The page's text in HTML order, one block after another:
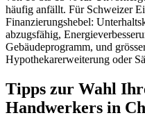
häufig anfällt. Für Schweizer
Finanzierungshebel:
abzugsfähig,
Gebäudeprogramm, und
Hypothekarerweiterung oder
Tipps zur Wahl
Handwerkers in